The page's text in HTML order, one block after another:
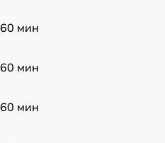
мин
мин
мин